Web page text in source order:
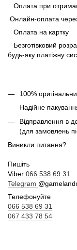
Оплата при
Онлайн-оплата
Оплата на картку
Безготівковий
будь-яку платіжну
100%
Надійне
Відправлення в
(для замовлень
Виникли питання?
Пишіть
Viber 066 538 69 31
Telegram
Телефонуйте
066 538 69 31
067 433 78 54